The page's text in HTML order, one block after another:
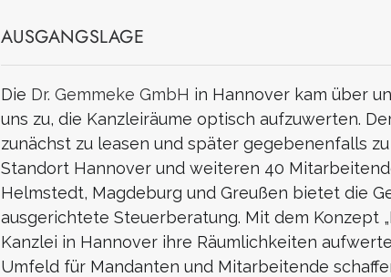
AUSGANGSLAGE
Die Dr. Gemmeke GmbH in Hannover kam über
uns zu, die Kanzleiräume optisch aufzuwerten.
zunächst zu leasen und später gegebenenfalls
Standort Hannover und weiteren 40
Helmstedt, Magdeburg und Greußen bietet die
ausgerichtete Steuerberatung. Mit dem Konzept
Kanzlei in Hannover ihre Räumlichkeiten
Umfeld für Mandanten und Mitarbeitende